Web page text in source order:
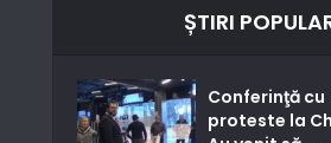
ȘTIRI
Conferinţă cu
proteste la